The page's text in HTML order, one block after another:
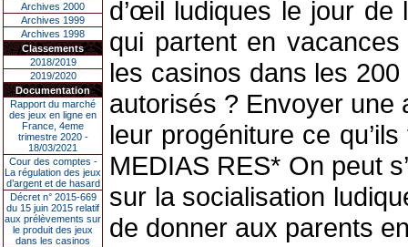
Archives 2000
Archives 1999
Archives 1998
Classements
2018/2019
2019/2020
Documentation
Rapport du marché
des jeux en ligne en
France, 4eme
trimestre 2020 -
18/03/2021
Cour des comptes -
La régulation des jeux
d’argent et de hasard
Décret n° 2015-669
du 15 juin 2015 relatif
aux prélèvements sur
le produit des jeux
dans les casinos
d’œil ludiques le jour de
qui partent en
les casinos dans les
autorisés ? Envoyer une
leur progéniture ce
MEDIAS RES* On peut
sur la socialisation
de donner aux parents